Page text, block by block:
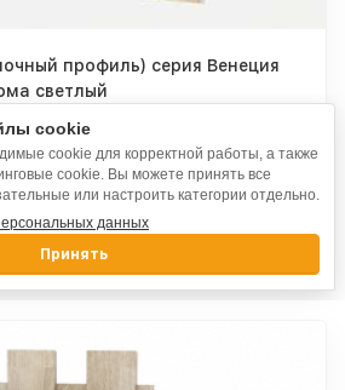
профиль) серия Венеция
светлый
Выбрать
cookie
cookie для корректной работы, а также
cookie. Вы можете принять все
или настроить категории отдельно.
данных
Принять